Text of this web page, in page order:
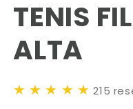
TENIS
ALTA
★ ★ ★ ★ ★ 215